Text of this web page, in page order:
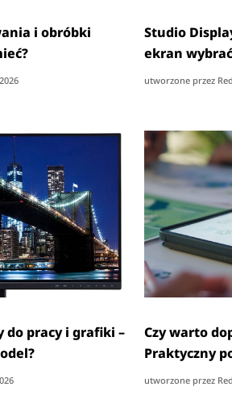
i obróbki
Studio
ekran
utworzone przez
pracy i grafiki –
Czy warto
Praktyczny
utworzone przez